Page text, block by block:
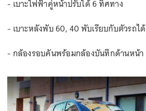
- เบาะไฟฟ้าคู่หน้าปรับได้ 6 ทิศทาง
- เบาะหลังพับ 60, 40 พับเรียบกับตัวรถได้
- กล้องรอบคันพร้อมกล้องบันทึกด้านหน้า